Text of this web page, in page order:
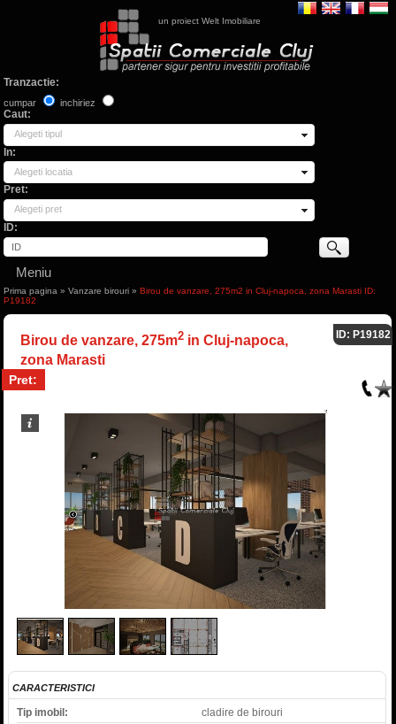
un proiect Welt Imobiliare
Tranzactie:
cumpar inchiriez
Caut:
Alegeti tipul
In:
Alegeti locatia
Pret:
Alegeti pret
ID:
Meniu
Prima pagina »Vanzare birouri » Birou de vanzare, 275m2 in Cluj-napoca, zona Marasti ID:
P19182
Birou de vanzare, 275m2in Cluj-napoca,
zona Marasti
Pret:
ID: P19182
CARACTERISTICI
Tip imobil:
cladire de birouri